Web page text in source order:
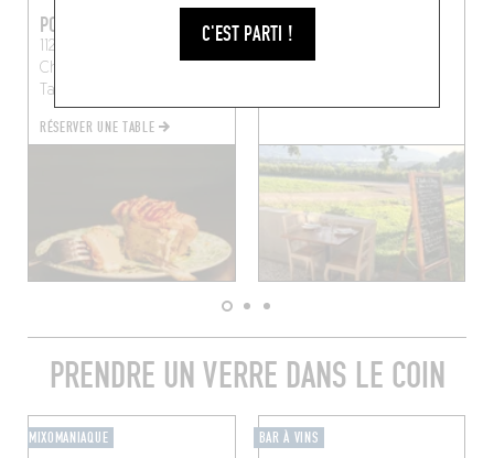
C'EST PARTI !
POPÔTE
112 Rue de la
Chaudronnerie, 65000
Tarbes, France
RÉSERVER UNE TABLE
L’ÉTABLE D'OSSAU
1 Chem. d'Ossau
PRENDRE UN VERRE DANS LE COIN
MIXOMANIAQUE BAR À VINS